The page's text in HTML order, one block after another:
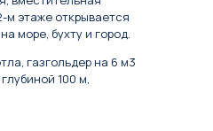
м этаже открывается
море, бухту и город.
газгольдер на 6 м3
100 м,